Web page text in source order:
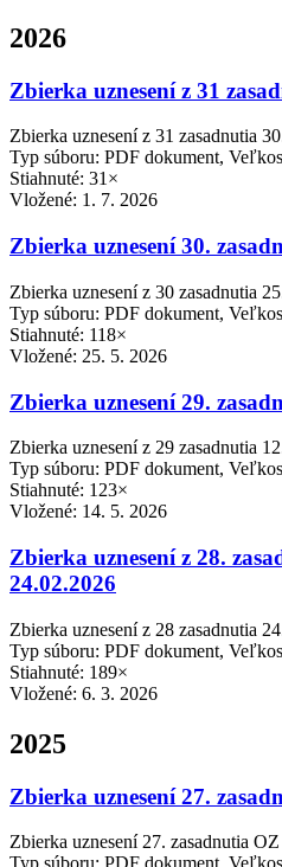
2026
Zbierka uznesení z 31
Zbierka uznesení z 31 zasadnutia
Typ súboru: PDF dokument,
Stiahnuté: 31×
Vložené: 1. 7. 2026
Zbierka uznesení 30.
Zbierka uznesení z 30 zasadnutia
Typ súboru: PDF dokument,
Stiahnuté: 118×
Vložené: 25. 5. 2026
Zbierka uznesení 29.
Zbierka uznesení z 29 zasadnutia
Typ súboru: PDF dokument,
Stiahnuté: 123×
Vložené: 14. 5. 2026
Zbierka uznesení z 28.
24.02.2026
Zbierka uznesení z 28 zasadnutia
Typ súboru: PDF dokument,
Stiahnuté: 189×
Vložené: 6. 3. 2026
2025
Zbierka uznesení 27.
Zbierka uznesení 27. zasadnutia